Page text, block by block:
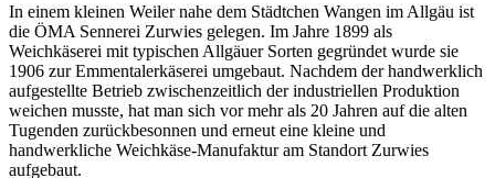
In einem kleinen Weiler nahe dem Städtchen Wangen im Allgäu ist
die ÖMA Sennerei Zurwies gelegen. Im Jahre 1899 als
Weichkäserei mit typischen Allgäuer Sorten gegründet wurde sie
1906 zur Emmentalerkäserei umgebaut. Nachdem der handwerklich
aufgestellte Betrieb zwischenzeitlich der industriellen Produktion
weichen musste, hat man sich vor mehr als 20 Jahren auf die alten
Tugenden zurückbesonnen und erneut eine kleine und
handwerkliche Weichkäse-Manufaktur am Standort Zurwies
aufgebaut.